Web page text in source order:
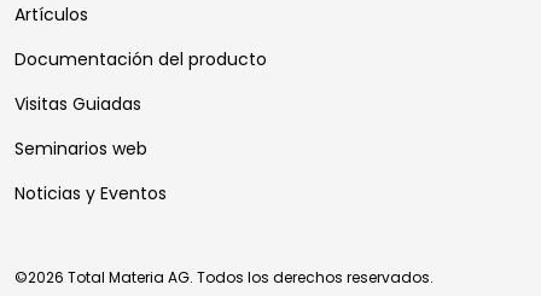
Artículos
Documentación del producto
Visitas Guiadas
Seminarios web
Noticias y Eventos
©2026 Total Materia AG. Todos los derechos reservados.